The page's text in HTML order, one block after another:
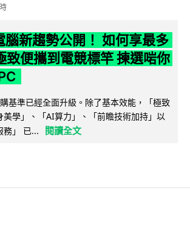
新趨勢公開！ 如何享最多
便攜到電競標竿 揀選啱你
基準已經全面升級。除了基本效能，「極致
美學」、「AI算力」、「前瞻技術加持」以
務」 已...
閱讀全文